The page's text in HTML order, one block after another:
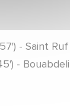
- Saint
-